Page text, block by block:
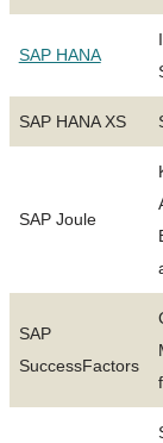
SAP HANA
SAP HANA XS
SAP Joule
SAP
SuccessFactors